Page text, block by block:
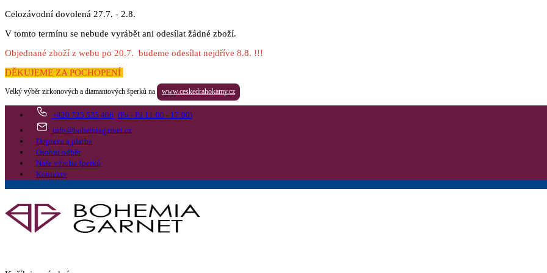
Celozávodní dovolená 27.7. - 2.8.
V tomto termínu se nebude vyrábět ani odesílat žádné zboží.
Objednané zboží z webu po 20.7. budeme odesílat nejdříve 8.8. !!!
DĚKUJEME ZA POCHOPENÍ
Velký výběr zirkonových a diamantových šperků na www.ceskedrahokamy.cz
+420 725 535 406 (Po - Pá 11:00 - 17:00)
info@bohemiagarnet.cz
Doprava a platba
Osobní odběr
Naše výroba šperků
Kontakty